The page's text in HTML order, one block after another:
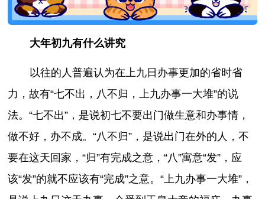
大年初九有什么讲究
以往的人普遍认为在上九日办事更加的省时省
力，故有“七不出，八不归，上九办事一大堆”的说
法。“七不出”，是说初七不要出门做生意和办事情，
做不好，办不成。“八不归”，是说出门在外的人，不
要在这天回家，“归”有完成之意，“八”寓意“发”，应
该“发”的就不应该有“完成”之意。“上九办事一大堆”，